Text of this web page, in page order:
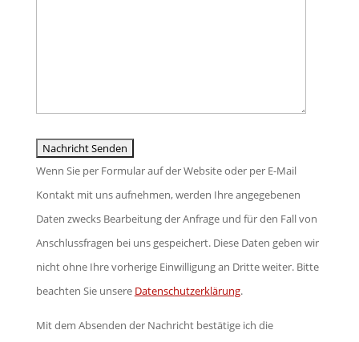
Wenn Sie per Formular auf der Website oder per E-Mail
Kontakt mit uns aufnehmen, werden Ihre angegebenen
Daten zwecks Bearbeitung der Anfrage und für den Fall von
Anschlussfragen bei uns gespeichert. Diese Daten geben wir
nicht ohne Ihre vorherige Einwilligung an Dritte weiter. Bitte
beachten Sie unsere Datenschutzerklärung.
Mit dem Absenden der Nachricht bestätige ich die